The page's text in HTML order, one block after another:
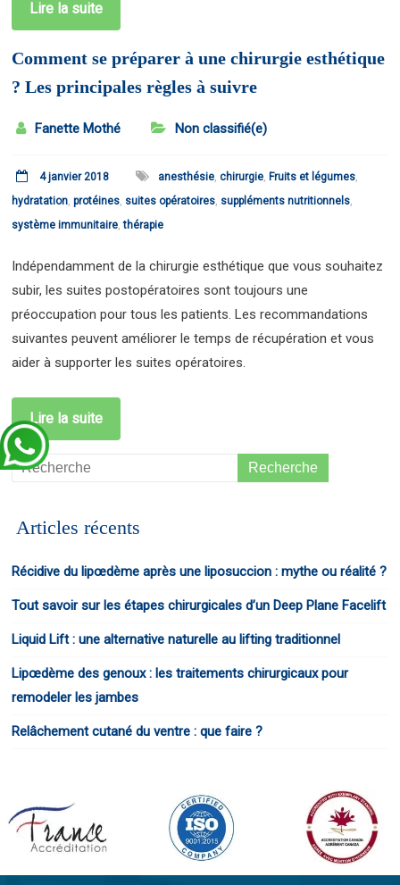
Lire la suite
Comment se préparer à une chirurgie esthétique
? Les principales règles à suivre
Fanette Mothé Non classifié(e)
4 janvier 2018 anesthésie,chirurgie, Fruits et légumes,
hydratation,protéines, suites opératoires, suppléments nutritionnels,
système immunitaire,thérapie
Indépendamment de la chirurgie esthétique que vous souhaitez
subir, les suites postopératoires sont toujours une
préoccupation pour tous les patients. Les recommandations
suivantes peuvent améliorer le temps de récupération et vous
aider à supporter les suites opératoires.
Lire la suite
Articles récents
Récidive du lipœdème après une liposuccion : mythe ou réalité ?
Tout savoir sur les étapes chirurgicales d’un Deep Plane Facelift
Liquid Lift : une alternative naturelle au lifting traditionnel
Lipœdème des genoux : les traitements chirurgicaux pour
remodeler les jambes
Relâchement cutané du ventre : que faire ?